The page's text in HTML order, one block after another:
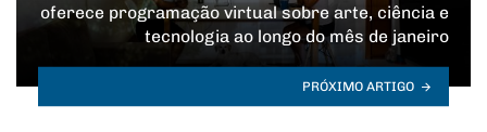
oferece programação virtual sobre arte, ciência e
tecnologia ao longo do mês de janeiro
PRÓXIMO ARTIGO